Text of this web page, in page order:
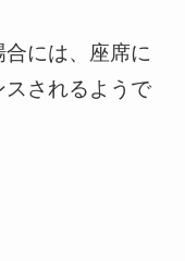
には、座席に
スされるようで